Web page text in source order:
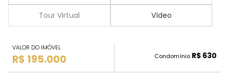
Tour Virtual Vídeo
VALOR DO IMÓVEL
R$ 195.000 Condomínio R$ 630